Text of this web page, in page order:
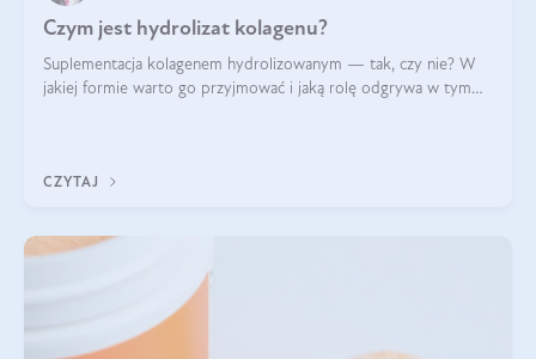
Czym jest hydrolizat kolagenu?
Suplementacja kolagenem hydrolizowanym — tak, czy nie? W
jakiej formie warto go przyjmować i jaką rolę odgrywa w tym
CZYTAJ